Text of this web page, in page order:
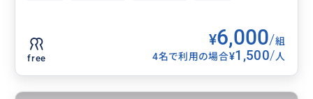
free
¥6,000/組
4名で利用の場合¥1,500/人